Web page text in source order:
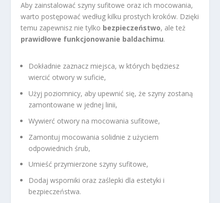
Aby zainstalować szyny sufitowe oraz ich mocowania,
warto postępować według kilku prostych kroków. Dzięki
temu zapewnisz nie tylko bezpieczeństwo, ale też
prawidłowe funkcjonowanie baldachimu.
Dokładnie zaznacz miejsca, w których będziesz
wiercić otwory w suficie,
Użyj poziomnicy, aby upewnić się, że szyny zostaną
zamontowane w jednej linii,
Wywierć otwory na mocowania sufitowe,
Zamontuj mocowania solidnie z użyciem
odpowiednich śrub,
Umieść przymierzone szyny sufitowe,
Dodaj wsporniki oraz zaślepki dla estetyki i
bezpieczeństwa.